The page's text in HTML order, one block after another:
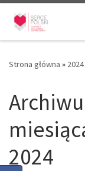
Przejdź do treści
Strona główna » 2024
2024